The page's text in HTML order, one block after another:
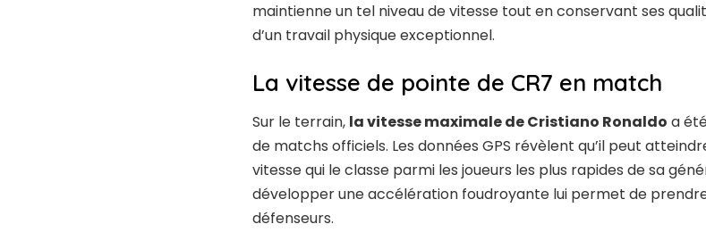
maintienne un tel niveau de vitesse tout en conservant ses
d’un travail physique exceptionnel.
La vitesse de pointe de CR7 en match
Sur le terrain, la vitesse maximale de Cristiano Ronaldo a
de matchs officiels. Les données GPS révèlent qu’il peut
vitesse qui le classe parmi les joueurs les plus rapides de sa
développer une accélération foudroyante lui permet de
défenseurs.